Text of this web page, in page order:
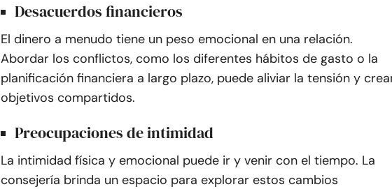
Desacuerdos financieros
El dinero a menudo tiene un peso emocional en una relación.
Abordar los conflictos, como los diferentes hábitos de gasto o la
planificación financiera a largo plazo, puede aliviar la tensión y
objetivos compartidos.
Preocupaciones de intimidad
La intimidad física y emocional puede ir y venir con el tiempo. La
consejería brinda un espacio para explorar estos cambios